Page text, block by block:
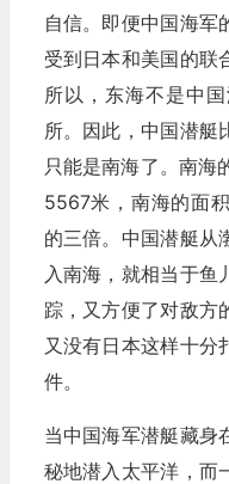
自信。即便中国海军
受到日本和美国的联
所以，东海不是中
所。因此，中国潜艇
只能是南海了。南海
5567米，南海的面
的三倍。中国潜艇从
入南海，就相当于鱼
踪，又方便了对敌方
又没有日本这样十分
件。
当中国海军潜艇藏身
秘地潜入太平洋，而